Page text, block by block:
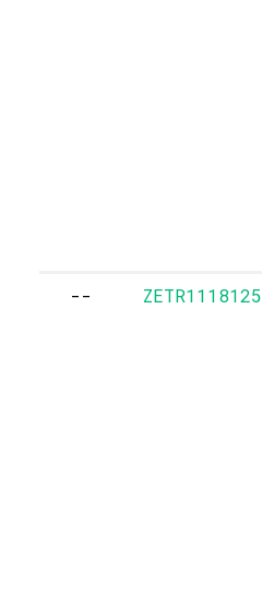
-- ZETR1118125